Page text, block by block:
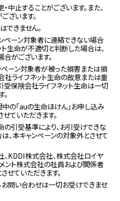
中止することがございます。また、
ざいます。
できません。
ペーン対象者に連絡できない場合
生命が不適切と判断した場合は、
がございます。
ペーン対象者が被った損害または損
社ライフネット生命の故意または重
受保険会社ライフネット生命は一切
中の「auの生命ほけん」お申し込み
ていただきます。
の引受基準により、お引受けできな
、本キャンペーンの対象外とさせて
、KDDI株式会社、株式会社ロイヤ
メント株式会社の社員および関係者
せていただきます。
問い合わせは一切お受けできませ